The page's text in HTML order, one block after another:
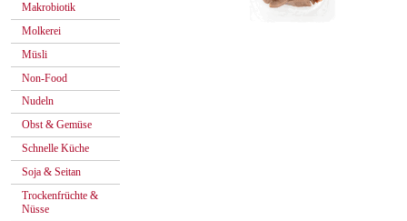
Makrobiotik
Molkerei
Müsli
Non-Food
Nudeln
Obst & Gemüse
Schnelle Küche
Soja & Seitan
Trockenfrüchte &
Nüsse